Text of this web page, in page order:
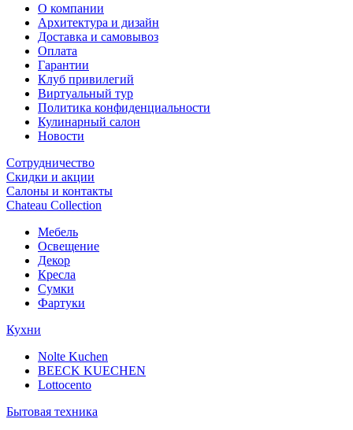
О компании
Архитектура и дизайн
Доставка и самовывоз
Оплата
Гарантии
Клуб привилегий
Виртуальный тур
Политика конфиденциальности
Кулинарный салон
Новости
Сотрудничество
Скидки и акции
Салоны и контакты
Chateau Collection
Мебель
Освещение
Декор
Кресла
Сумки
Фартуки
Кухни
Nolte Kuchen
BEECK KUECHEN
Lottocento
Бытовая техника